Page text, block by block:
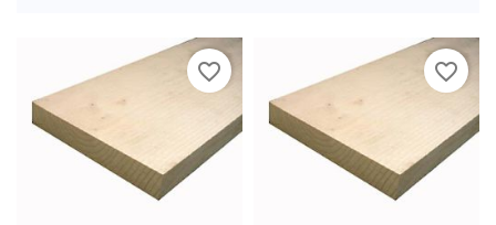
favorite_border favorite_border